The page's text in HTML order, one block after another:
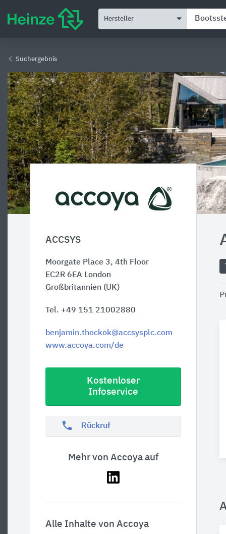
Hersteller
Suchergebnis
ACCSYS
Moorgate Place 3, 4th Floor
EC2R 6EA London
Großbritannien (UK)
Tel. +49 151 21002880
benjamin.thockok@accsysplc.com
www.accoya.com/de
Kostenloser
Infoservice
phone Rückruf
Mehr von Accoya auf
Alle Inhalte von Accoya